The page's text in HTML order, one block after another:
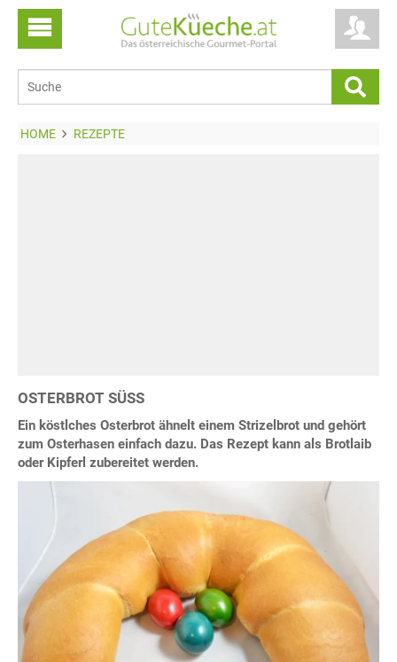
HOME REZEPTE
OSTERBROT SÜSS
Ein köstlches Osterbrot ähnelt einem Strizelbrot und gehört
zum Osterhasen einfach dazu. Das Rezept kann als Brotlaib
oder Kipferl zubereitet werden.